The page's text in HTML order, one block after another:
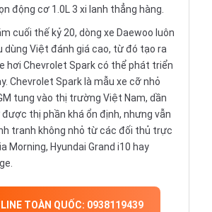
động cơ 1.0L 3 xi lanh thẳng hàng.
cuối thế kỷ 20, dòng xe Daewoo luôn
Việt đánh giá cao, từ đó tạo ra
hơi Chevrolet Spark có thể phát triển
Chevrolet Spark là mẫu xe cỡ nhỏ
tung vào thị trường Việt Nam, dần
thị phần khá ổn định, nhưng vẫn
tranh không nhỏ từ các đối thủ trực
Morning, Hyundai Grand i10 hay
TOÀN QUỐC: 0938119439